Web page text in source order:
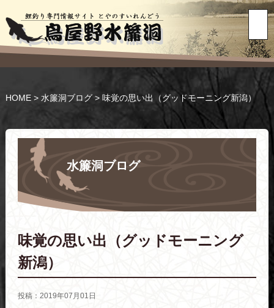
HOME> 水簾洞ブログ> 味覚の思い出（グッドモーニング新潟）
水簾洞ブログ
味覚の思い出（グッドモーニング
新潟）
投稿：2019年07月01日